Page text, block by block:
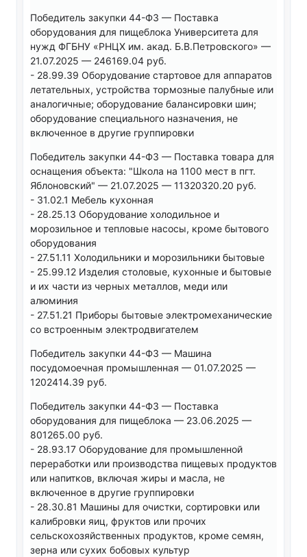
Победитель закупки 44-ФЗ — Поставка
оборудования для пищеблока Университета для
нужд ФГБНУ «РНЦХ им. акад. Б.В.Петровского» —
21.07.2025 — 246169.04 руб.
- 28.99.39 Оборудование стартовое для аппаратов
летательных, устройства тормозные палубные или
аналогичные; оборудование балансировки шин;
оборудование специального назначения, не
включенное в другие группировки
Победитель закупки 44-ФЗ — Поставка товара для
оснащения объекта: "Школа на 1100 мест в пгт.
Яблоновский" — 21.07.2025 — 11320320.20 руб.
- 31.02.1 Мебель кухонная
- 28.25.13 Оборудование холодильное и
морозильное и тепловые насосы, кроме бытового
оборудования
- 27.51.11 Холодильники и морозильники бытовые
- 25.99.12 Изделия столовые, кухонные и бытовые
и их части из черных металлов, меди или
алюминия
- 27.51.21 Приборы бытовые электромеханические
со встроенным электродвигателем
Победитель закупки 44-ФЗ — Машина
посудомоечная промышленная — 01.07.2025 —
1202414.39 руб.
Победитель закупки 44-ФЗ — Поставка
оборудования для пищеблока — 23.06.2025 —
801265.00 руб.
- 28.93.17 Оборудование для промышленной
переработки или производства пищевых продуктов
или напитков, включая жиры и масла, не
включенное в другие группировки
- 28.30.81 Машины для очистки, сортировки или
калибровки яиц, фруктов или прочих
сельскохозяйственных продуктов, кроме семян,
зерна или сухих бобовых культур